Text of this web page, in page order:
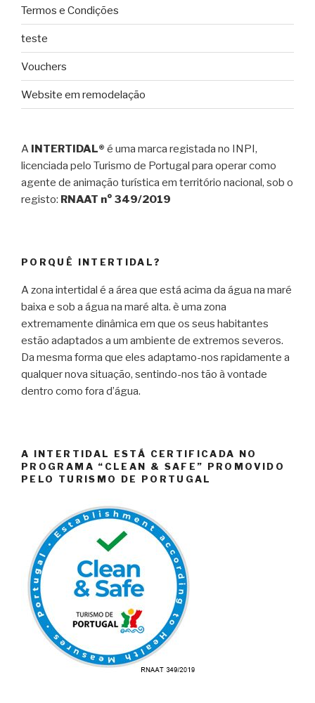
Termos e Condições
teste
Vouchers
Website em remodelação
A INTERTIDAL® é uma marca registada no INPI,
licenciada pelo Turismo de Portugal para operar como
agente de animação turística em território nacional, sob o
registo: RNAAT n° 349/2019
PORQUÊ INTERTIDAL?
A zona intertidal é a área que está acima da água na maré
baixa e sob a água na maré alta. è uma zona
extremamente dinâmica em que os seus habitantes
estão adaptados a um ambiente de extremos severos.
Da mesma forma que eles adaptamo-nos rapidamente a
qualquer nova situação, sentindo-nos tão à vontade
dentro como fora d’água.
A INTERTIDAL ESTÁ CERTIFICADA NO
PROGRAMA “CLEAN & SAFE” PROMOVIDO
PELO TURISMO DE PORTUGAL